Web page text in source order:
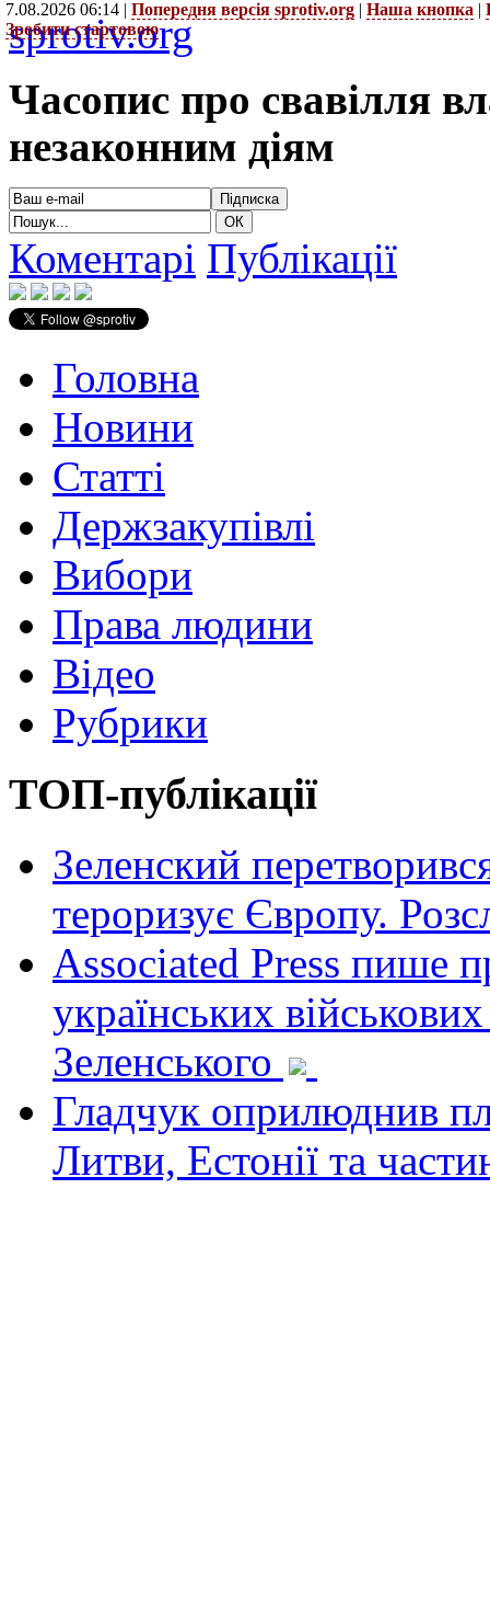
7.08.2026 06:14 | Попередня версія sprotiv.org | Наша кнопка |
Зробити стартовою
sprotiv.org
Часопис про свавілля
незаконним діям
Коментарі Публікації
Головна
Новини
Статті
Держзакупівлі
Вибори
Права людини
Відео
Рубрики
ТОП-публікації
Зеленский
тероризує Європу.
Associated Press пише
українських
Зеленського
Гладчук оприлюднив
Литви, Естонії та